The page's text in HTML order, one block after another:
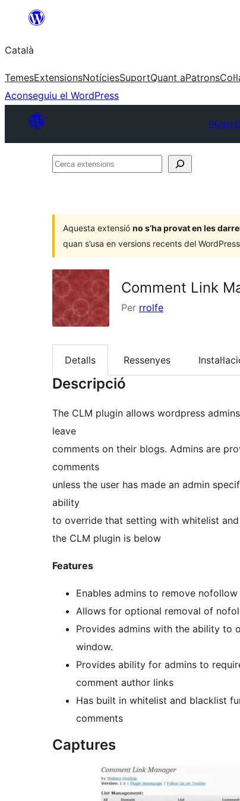
contingut
Català
TemesExtensionsNotíciesSuportQuant aPatrons
Aconseguiu el WordPress
Plugin
Cerca
Aquesta extensió no s’ha provat en les
quan s’usa en versions recents del
Comment Link
Per rrolfe
Detalls Ressenyes
Descripció
The CLM plugin allows wordpress
leave
comments on their blogs. Admins are provided with the ability to remove all author links from
comments
unless the user has made an admin specified number of
ability
the CLM plugin is below
Features
Enables admins to remove
Allows for optional removal of
Provides admins with the ability to
window.
Provides ability for admins to
comment author links
Has built in whitelist and blacklist
comments
Captures